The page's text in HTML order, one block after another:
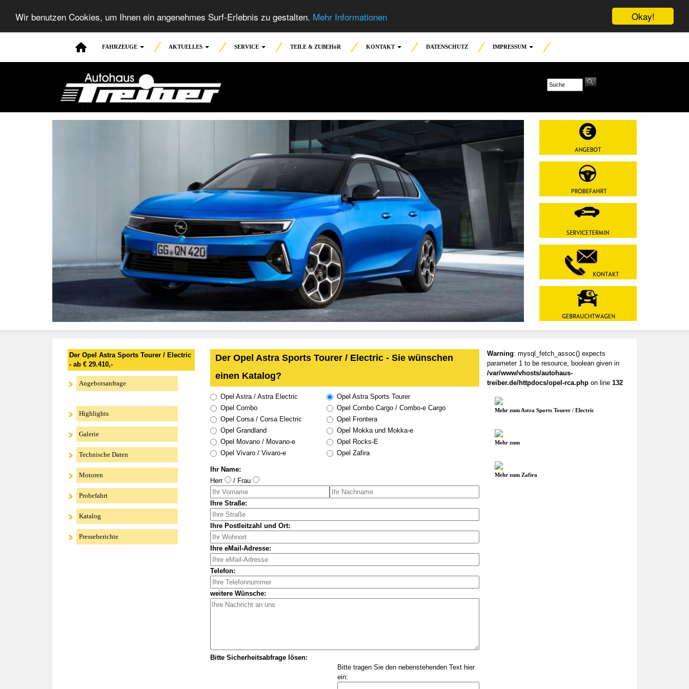
Okay!
Wir benutzen Cookies, um Ihnen ein angenehmes Surf-Erlebnis zu gestalten. Mehr Informationen
FAHRZEUGE AKTUELLES SERVICE TEILE & ZUBEHöR KONTAKT DATENSCHUTZ IMPRESSUM
Der Opel Astra Sports Tourer / Electric
- ab € 29.410,-
Angebotsanfrage
Highlights
Galerie
Technische Daten
Motoren
Probefahrt
Katalog
Presseberichte
Der Opel Astra Sports Tourer / Electric - Sie wünschen
einen Katalog?
Opel Astra / Astra Electric
Opel Astra Sports Tourer
Opel Combo
Opel Combo Cargo / Combo-e Cargo
Opel Corsa / Corsa Electric
Opel Frontera
Opel Grandland
Opel Mokka und Mokka-e
Opel Movano / Movano-e
Opel Rocks-E
Opel Vivaro / Vivaro-e
Opel Zafira
Ihr Name:
Herr
/ Frau
Ihre Straße:
Ihre Postleitzahl und Ort:
Ihre eMail-Adresse:
Telefon:
weitere Wünsche:
Bitte Sicherheitsabfrage lösen:
Bitte tragen Sie den nebenstehenden Text hier
ein:
Warning: mysql_fetch_assoc() expects
parameter 1 to be resource, boolean given in
/var/www/vhosts/autohaus-
treiber.de/httpdocs/opel-rca.phpon line 132
Mehr zum Astra Sports Tourer / Electric
Mehr zum
Mehr zum Zafira